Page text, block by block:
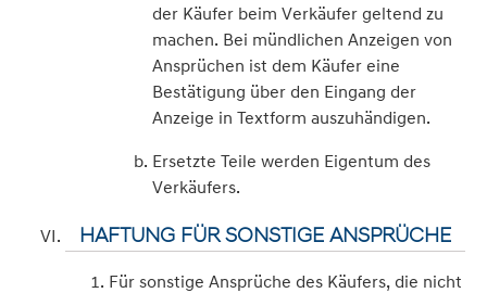
der Käufer beim Verkäufer geltend zu
machen. Bei mündlichen Anzeigen von
Ansprüchen ist dem Käufer eine
Bestätigung über den Eingang der
Anzeige in Textform auszuhändigen.
Ersetzte Teile werden Eigentum des
Verkäufers.
HAFTUNG FÜR SONSTIGE ANSPRÜCHE
Für sonstige Ansprüche des Käufers, die nicht